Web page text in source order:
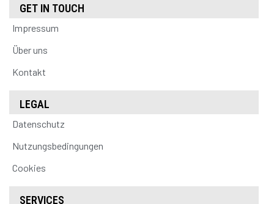
GET IN TOUCH
Impressum
Über uns
Kontakt
LEGAL
Datenschutz
Nutzungsbedingungen
Cookies
SERVICES